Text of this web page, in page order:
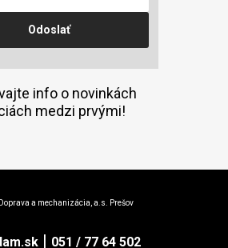
info o novinkách
medzi prvými!
a mechanizácia, a.s. Prešov
| 051 / 77 64 502